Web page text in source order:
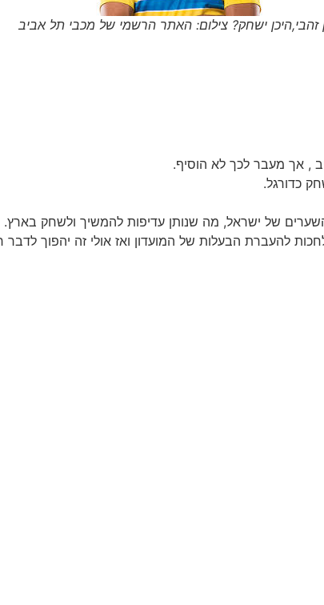
זהבי,היכן ישחק? צילום: האתר הרשמי של מכבי תל אביב
כדורגל.
של ישראל, מה שנותן עדיפות להמשיך ולשחק בארץ.
להעברת הבעלות של המועדון ואז אולי זה יהפוך לדבר